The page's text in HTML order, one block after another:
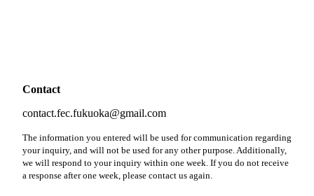
Contact
contact.fec.fukuoka@gmail.com
The information you entered will be used for communication regarding
your inquiry, and will not be used for any other purpose. Additionally,
we will respond to your inquiry within one week. If you do not receive
a response after one week, please contact us again.